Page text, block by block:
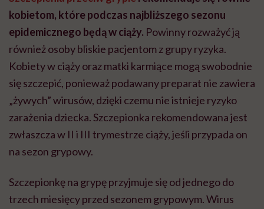
kobietom, które podczas najbliższego sezonu
epidemicznego będą w ciąży. Powinny rozważyć ją
również osoby bliskie pacjentom z grupy ryzyka.
Kobiety w ciąży oraz matki karmiące mogą swobodnie
się szczepić, ponieważ podawany preparat nie zawiera
„żywych” wirusów, dzięki czemu nie istnieje ryzyko
zarażenia dziecka. Szczepionka rekomendowana jest
zwłaszcza w II i III trymestrze ciąży, jeśli przypada on
na sezon grypowy.
Szczepionkę na grypę przyjmuje się od jednego do
trzech miesięcy przed sezonem grypowym. Wirus